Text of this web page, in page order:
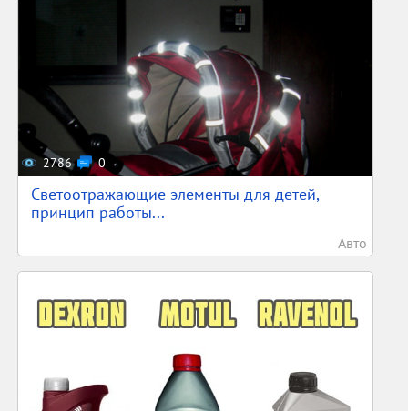
2786 0
Светоотражающие элементы для детей,
принцип работы...
Авто